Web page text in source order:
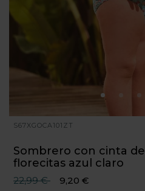
S67XGOCA101ZT
Sombrero con cinta de
florecitas azul claro
Precio reducido desde
22,99 €hasta
9,20 €